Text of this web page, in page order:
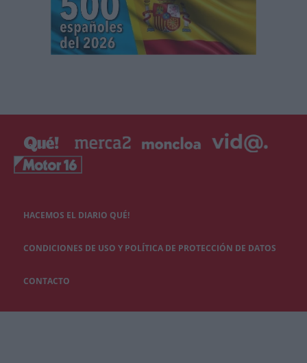
HACEMOS EL DIARIO QUÉ!
CONDICIONES DE USO Y POLÍTICA DE PROTECCIÓN DE DATOS
CONTACTO